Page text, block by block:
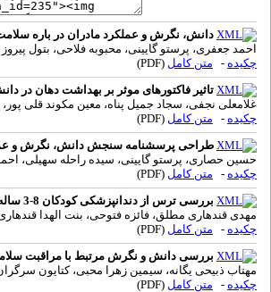
دانش، نگرش و عملکرد مادران در باره
احمد جعفری، پرستو گایینی، محبوبه فلاحی، بتول
چکیده - متن کامل (PDF)
تاثیر فاکتورهای موثر بر بهداشت دهان در
غلامعلی نجفی، سجاد جمیل پناه، معین مکوند قلی
چکیده - متن کامل (PDF)
طراحی پرسشنامه سنجش دانش، نگرش و
حسین حصاری، پرستو گایینی، سیده راحله سهیلی،
چکیده - متن کامل (PDF)
بررسی ترس از دندانپزشکی کودکان 8-3 ساله مراجعه کننده به دانشکده دندانپزشکی شهید صدوقی یزد
مهدی قندهاری مطلق، فائزه فتوحی، بنت الهدا
چکیده - متن کامل (PDF)
بررسی دانش و نگرش مرتبط با مراقبت
مهتاب ذبیحی یگانه، سیمین زهرا محبی، کتایون
چکیده - متن کامل (PDF)